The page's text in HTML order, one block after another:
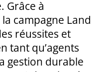
Grâce à
campagne Land
réussites et
tant qu’agents
gestion durable